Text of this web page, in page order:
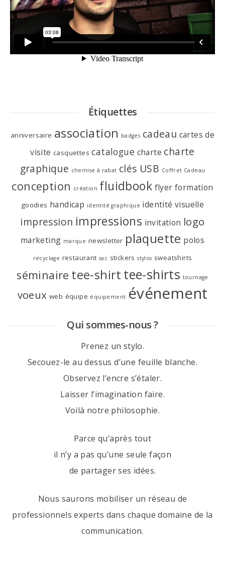
Étiquettes
anniversaire association badges cadeau cartes de
visite casquettes catalogue charte charte
graphique chemise à rabat clés USB Coffret Cadeau
conception création fluidbook flyer formation
goodies handicap identité graphique identité visuelle
impression impressions invitation logo
marketing marque newsletter plaquette polos
recyclage restaurant sac stickers stylos sweatshirts
séminaire tee-shirt tee-shirts tournage
voeux web équipe équipement événement
Qui sommes-nous ?
Prenez un stylo.
Secouez-le au dessus d’une feuille blanche.
Observez l’encre s’étaler.
Laisser l’imagination faire.
Voilà notre philosophie.
Parce qu’après tout
il n’y a pas qu’une seule façon
de partager ses idées.
Nous saurons mobiliser un réseau de
professionnels experts dans chaque domaine de la
communication.